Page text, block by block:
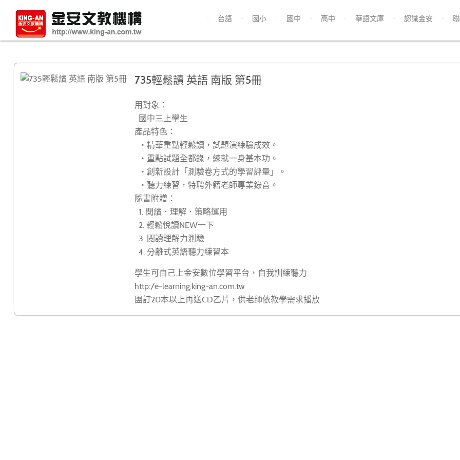
台語 國小 國中 高中 華語文庫 認識金安
735輕鬆讀 英語 南版 第5冊
用對象：
國中三上學生
產品特色：
‧精華重點輕鬆讀，試題演練驗成效。
‧重點試題全都錄，練就一身基本功。
‧創新設計「測驗卷方式的學習評量」。
‧聽力練習，特聘外籍老師專業錄音。
隨書附贈：
1. 閱讀．理解．策略運用
2. 輕鬆悅讀NEW一下
3. 閱讀理解力測驗
4. 分離式英語聽力練習本
學生可自己上金安數位學習平台，自我訓練聽力
http:/e-learning.king-an.com.tw
團訂20本以上再送CD乙片，供老師依教學需求播放